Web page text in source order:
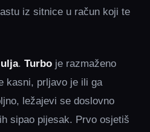
iz sitnice u račun koji te
ulja. Turbo je razmaženo
kasni, prljavo je ili ga
ležajevi se doslovno
sipao pijesak. Prvo osjetiš